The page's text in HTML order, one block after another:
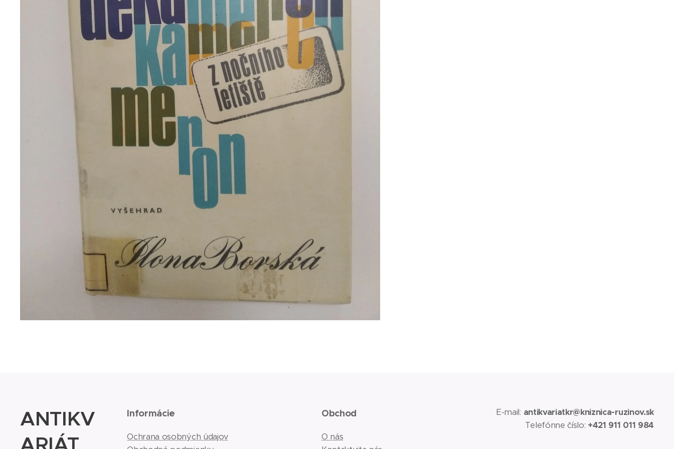
ANTIKV
ARIÁT
Informácie
Ochrana osobných údajov
Obchod
O nás
E-mail: antikvariatkr@kniznica-ruzinov.sk
Telefónne číslo: +421 911 011 984